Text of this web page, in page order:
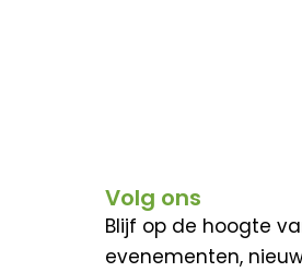
Volg ons
Blijf op de hoogte
evenementen,